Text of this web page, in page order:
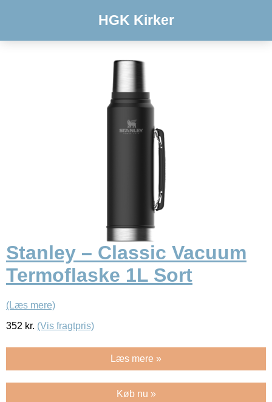
HGK Kirker
Stanley – Classic Vacuum
Termoflaske 1L Sort
(Læs mere)
352 kr. (Vis fragtpris)
Læs mere »
Køb nu »